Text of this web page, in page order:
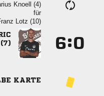
 
für
 
:
KARTE